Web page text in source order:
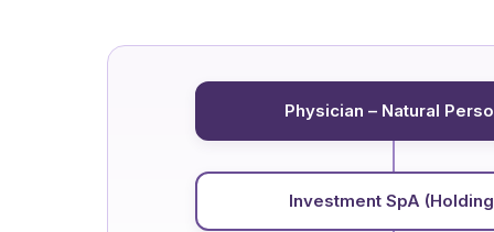
Physician – Natural
Investment SpA